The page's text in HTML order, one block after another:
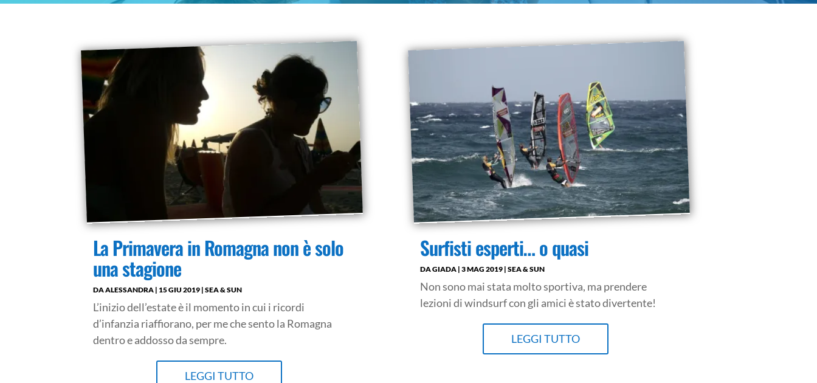
La Primavera in Romagna non è solo
una stagione
DAALESSANDRA | 15 GIU 2019 |SEA & SUN
L’inizio dell’estate è il momento in cui i ricordi
d’infanzia riaffiorano, per me che sento la Romagna
dentro e addosso da sempre.
LEGGI TUTTO
Surfisti esperti… o quasi
DAGIADA| 3 MAG 2019| SEA & SUN
Non sono mai stata molto sportiva, ma prendere
lezioni di windsurf con gli amici è stato divertente!
LEGGI TUTTO